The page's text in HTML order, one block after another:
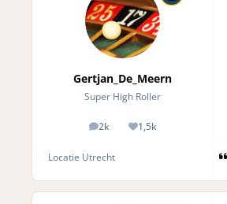
Gertjan_De_Meern
Super High Roller
2k
posts 1,5k
Reputation
Locatie Utrecht